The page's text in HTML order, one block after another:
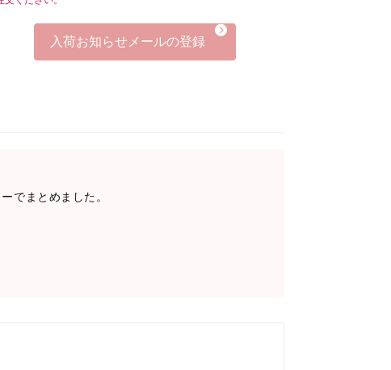
入荷お知らせメールの登録
でまとめました。